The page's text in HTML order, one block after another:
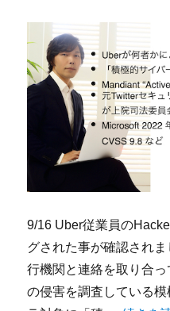
9/16 Uber従業員の
グされた事が確認され
行機関と連絡を取り合
の侵害を調査している